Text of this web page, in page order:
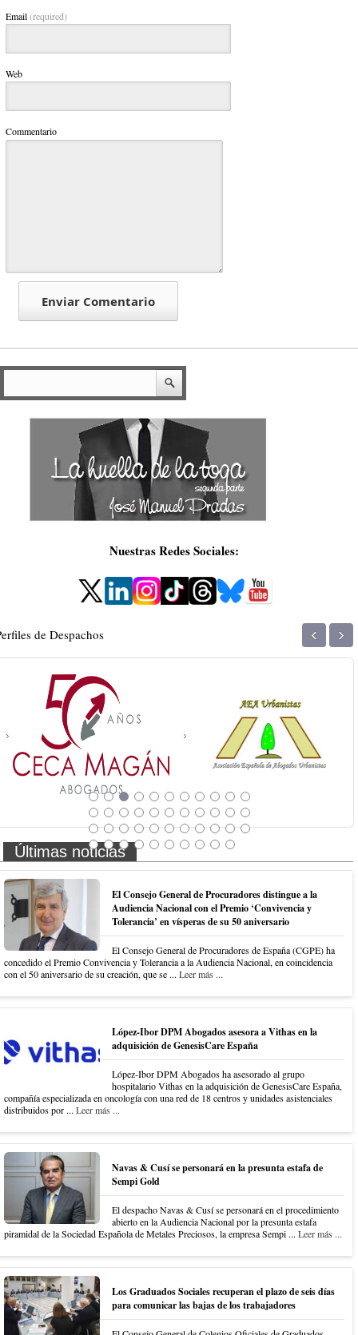
Email(required)
Web
Commentario
Nuestras Redes Sociales:
de Despachos ‹ ›
Últimas noticias
El Consejo General de Procuradores distingue a la
Audiencia Nacional con el Premio ‘Convivencia y
Tolerancia’ en vísperas de su 50 aniversario
El Consejo General de Procuradores de España (CGPE) ha
concedido el Premio Convivencia y Tolerancia a la Audiencia Nacional, en coincidencia
con el 50 aniversario de su creación, que se ... Leer más ...
López-Ibor DPM Abogados asesora a Vithas en la
adquisición de GenesisCare España
López-Ibor DPM Abogados ha asesorado al grupo
hospitalario Vithas en la adquisición de GenesisCare España,
compañía especializada en oncología con una red de 18 centros y unidades asistenciales
distribuidos por ... Leer más ...
Navas & Cusí se personará en la presunta estafa de
Sempi Gold
El despacho Navas & Cusí se personará en el procedimiento
abierto en la Audiencia Nacional por la presunta estafa
piramidal de la Sociedad Española de Metales Preciosos, la empresa Sempi ... Leer más ...
Los Graduados Sociales recuperan el plazo de seis días
para comunicar las bajas de los trabajadores